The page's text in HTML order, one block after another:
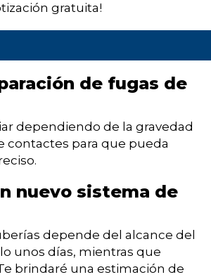
gratuita!
de fugas de
dependiendo de la gravedad
contactes para que pueda
nuevo sistema de
depende del alcance del
unos días, mientras que
brindaré una estimación de